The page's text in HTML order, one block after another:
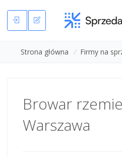
Strona główna / Firmy na
Browar
Warszawa